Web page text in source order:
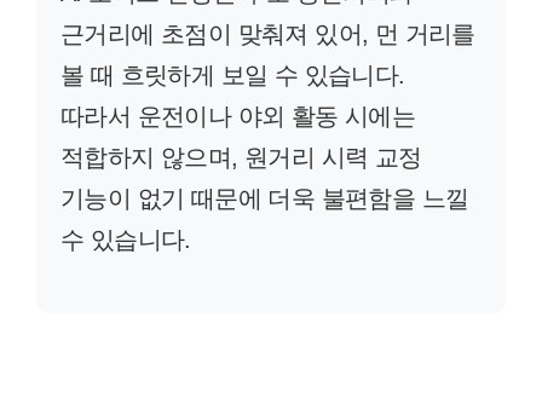
근거리에 초점이 맞춰져 있어, 먼 거리를
볼 때 흐릿하게 보일 수 있습니다.
따라서 운전이나 야외 활동 시에는
적합하지 않으며, 원거리 시력 교정
기능이 없기 때문에 더욱 불편함을 느낄
수 있습니다.